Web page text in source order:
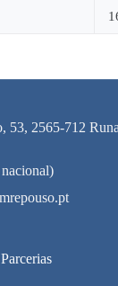
53, 2565-712
Parcerias